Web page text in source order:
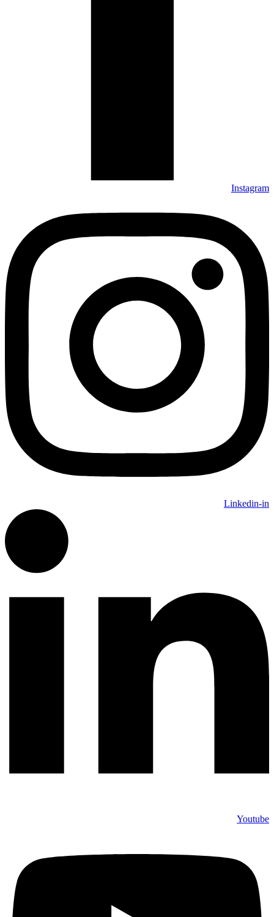
Instagram
Linkedin-in
Youtube